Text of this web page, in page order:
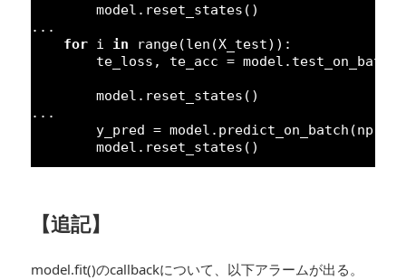
model.reset_states()
...
for i in
range(len(X_test)):
te_loss, te_acc =
model.reset_states()
...
y_pred =
model.reset_states()
【追記】
model.fit()のcallbackについて、以下アラームが出る。